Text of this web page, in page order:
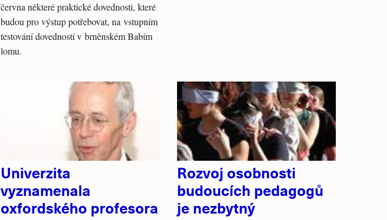
června některé praktické dovednosti, které
budou pro výstup potřebovat, na vstupním
testování dovedností v brněnském Babím
lomu.
Univerzita
vyznamenala
oxfordského profesora
Rozvoj osobnosti
budoucích pedagogů
je nezbytný